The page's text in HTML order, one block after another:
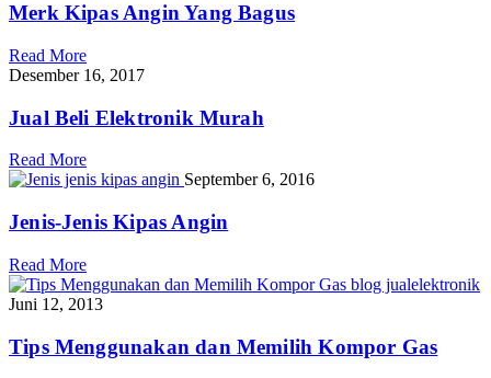
Merk Kipas Angin Yang Bagus
Read More
Desember 16, 2017
Jual Beli Elektronik Murah
Read More
September 6, 2016
Jenis-Jenis Kipas Angin
Read More
Juni 12, 2013
Tips Menggunakan dan Memilih Kompor Gas